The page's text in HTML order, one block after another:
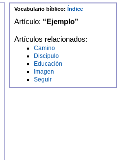
Vocabulario bíblico: Índice
Artículo: “Ejemplo”
Artículos relacionados:
Camino
Discípulo
Educación
Imagen
Seguir